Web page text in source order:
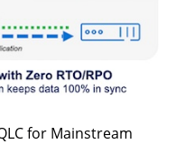
for Mainstream